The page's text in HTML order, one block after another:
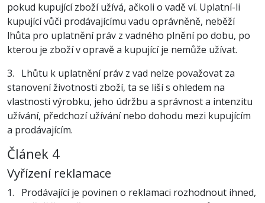
pokud kupující zboží užívá, ačkoli o vadě ví. Uplatní-li
kupující vůči prodávajícímu vadu oprávněně, neběží
lhůta pro uplatnění práv z vadného plnění po dobu, po
kterou je zboží v opravě a kupující je nemůže užívat.
3. Lhůtu k uplatnění práv z vad nelze považovat za
stanovení životnosti zboží, ta se liší s ohledem na
vlastnosti výrobku, jeho údržbu a správnost a intenzitu
užívání, předchozí užívání nebo dohodu mezi kupujícím
a prodávajícím.
Článek 4
Vyřízení reklamace
1. Prodávající je povinen o reklamaci rozhodnout ihned,